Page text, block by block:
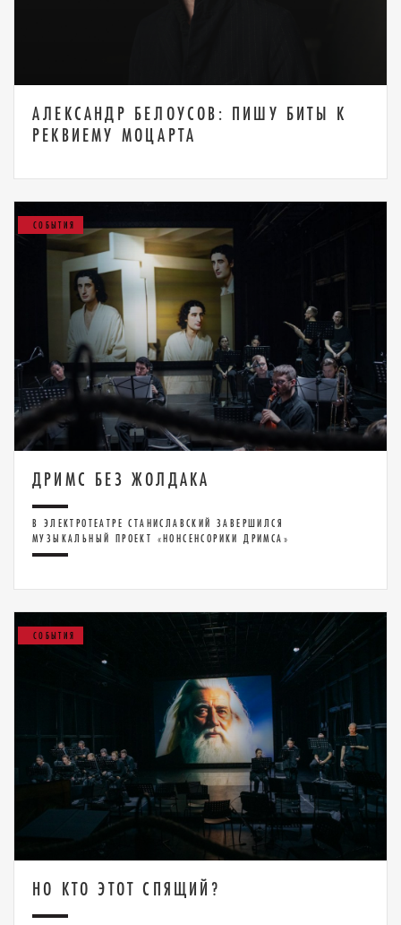
АЛЕКСАНДР БЕЛОУСОВ: ПИШУ БИТЫ К
РЕКВИЕМУ МОЦАРТА
СОБЫТИЯ
ДРИМС БЕЗ ЖОЛДАКА
В ЭЛЕКТРОТЕАТРЕ СТАНИСЛАВСКИЙ ЗАВЕРШИЛСЯ
МУЗЫКАЛЬНЫЙ ПРОЕКТ «НОНСЕНСОРИКИ ДРИМСА»
СОБЫТИЯ
НО КТО ЭТОТ СПЯЩИЙ?